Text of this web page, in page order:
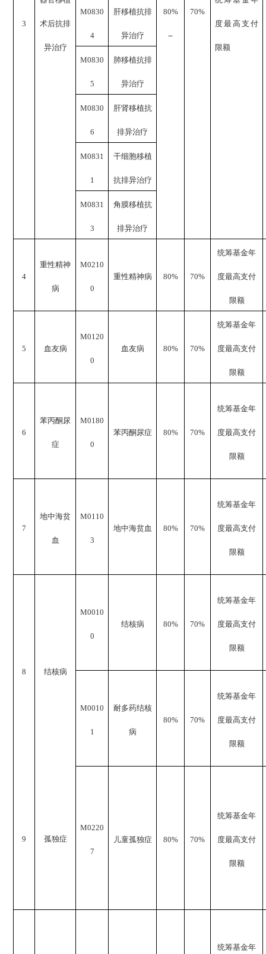
3 术后抗排
异治疗
80% 70%
度最高支付
限额
M0830
4
肝移植抗排
异治疗
M0830
5
肺移植抗排
异治疗
M0830
6
肝肾移植抗
排异治疗
M0831
1
干细胞移植
抗排异治疗
M0831
3
角膜移植抗
排异治疗
4
重性精神
病
M0210
0
重性精神病 80% 70%
统筹基金年
度最高支付
限额
5 血友病
M0120
0
血友病 80% 70%
统筹基金年
度最高支付
限额
6
苯丙酮尿
症
M0180
0
苯丙酮尿症 80% 70%
统筹基金年
度最高支付
限额
7
地中海贫
血
M0110
3
地中海贫血 80% 70%
统筹基金年
度最高支付
限额
8 结核病
M0010
0
结核病 80% 70%
统筹基金年
度最高支付
限额
M0010
1
耐多药结核
病
80% 70%
统筹基金年
度最高支付
限额
9 孤独症
M0220
7
儿童孤独症 80% 70%
统筹基金年
度最高支付
限额
统筹基金年